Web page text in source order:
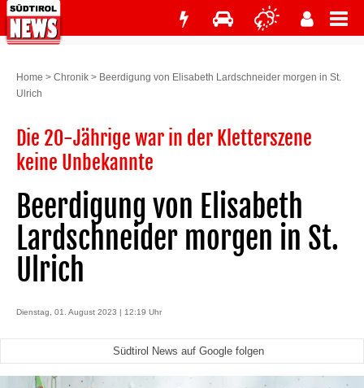
Home > Chronik > Beerdigung von Elisabeth Lardschneider morgen in St.
Ulrich
Die 20-Jährige war in der Kletterszene
keine Unbekannte
Beerdigung von Elisabeth
Lardschneider morgen in St.
Ulrich
Dienstag, 01. August 2023 | 12:19 Uhr
Südtirol News auf Google folgen